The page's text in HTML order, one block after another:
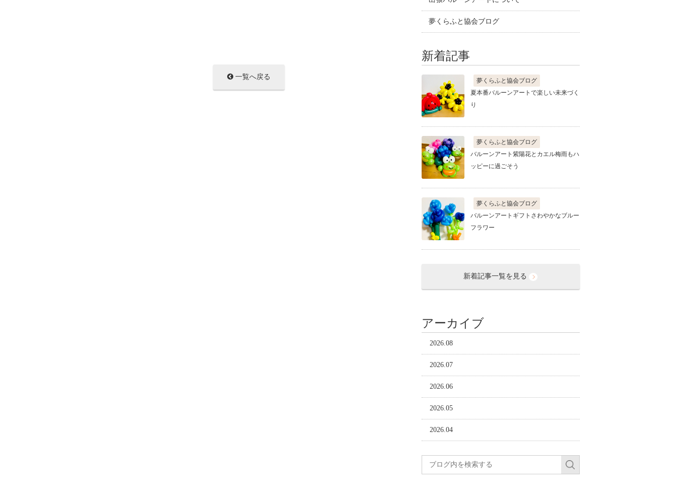
一覧へ戻る
夢くらふと協会ブログ
新着記事
夢くらふと協会ブログ
夏本番バルーンアートで楽しい未来づく
り
夢くらふと協会ブログ
バルーンアート紫陽花とカエル梅雨もハ
ッピーに過ごそう
夢くらふと協会ブログ
バルーンアートギフトさわやかなブルー
フラワー
新着記事一覧を見る
アーカイブ
2026.08
2026.07
2026.06
2026.05
2026.04